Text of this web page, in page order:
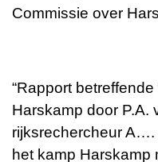
Commissie over
“Rapport
Harskamp door P.A.
rijksrechercheur A….
het kamp Harskamp